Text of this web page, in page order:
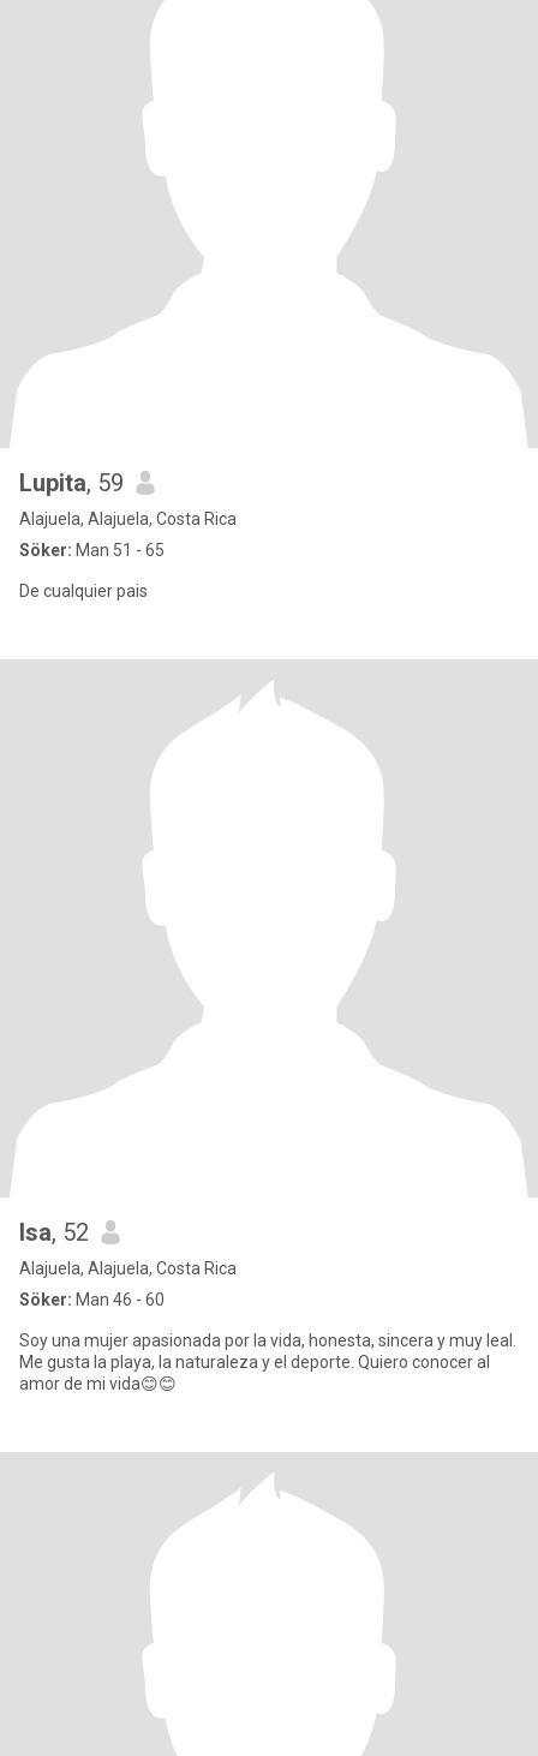
Lupita, 59
Alajuela, Alajuela, Costa Rica
Söker: Man 51 - 65
De cualquier pais
Isa, 52
Alajuela, Alajuela, Costa Rica
Söker: Man 46 - 60
Soy una mujer apasionada por la vida, honesta, sincera y muy leal.
Me gusta la playa, la naturaleza y el deporte. Quiero conocer al
amor de mi vida😊😊